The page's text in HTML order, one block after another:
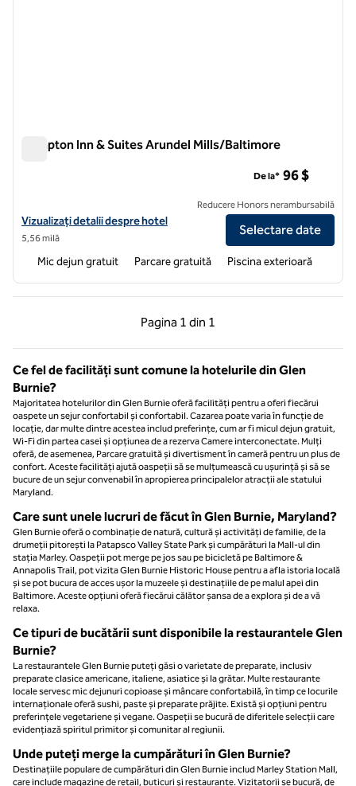
Hampton Inn & Suites Arundel Mills/Baltimore
Vizualizați detaliile hotelului Hampton Inn & Suites Arundel Mills/
Vizualizați detalii despre hotel
5,56 milă
De la* 96 $
Reducere Honors nerambursabilă
Selectare date
Mic dejun gratuit Parcare gratuită Piscina exterioară
Pagina 1 din 1
Pagina anterioară, 1 din 1
Pagina 1 din 1
Ce fel de facilități sunt comune la hotelurile din Glen
Burnie?
Majoritatea hotelurilor din Glen Burnie oferă facilități pentru a oferi fiecărui
oaspete un sejur confortabil și confortabil. Cazarea poate varia în funcție de
locație, dar multe dintre acestea includ preferințe, cum ar fi micul dejun gratuit,
Wi-Fi din partea casei și opțiunea de a rezerva Camere interconectate. Mulți
oferă, de asemenea, Parcare gratuită și divertisment în cameră pentru un plus de
confort. Aceste facilități ajută oaspeții să se mulțumească cu ușurință și să se
bucure de un sejur convenabil în apropierea principalelor atracții ale statului
Maryland.
Care sunt unele lucruri de făcut în Glen Burnie, Maryland?
Glen Burnie oferă o combinație de natură, cultură și activități de familie, de la
drumeții pitorești la Patapsco Valley State Park și cumpărături la Mall-ul din
stația Marley. Oaspeții pot merge pe jos sau pe bicicletă pe Baltimore &
Annapolis Trail, pot vizita Glen Burnie Historic House pentru a afla istoria locală
și se pot bucura de acces ușor la muzeele și destinațiile de pe malul apei din
Baltimore. Aceste opțiuni oferă fiecărui călător șansa de a explora și de a vă
relaxa.
Ce tipuri de bucătării sunt disponibile la restaurantele Glen
Burnie?
La restaurantele Glen Burnie puteți găsi o varietate de preparate, inclusiv
preparate clasice americane, italiene, asiatice și la grătar. Multe restaurante
locale servesc mic dejunuri copioase și mâncare confortabilă, în timp ce locurile
internaționale oferă sushi, paste și preparate prăjite. Există și opțiuni pentru
preferințele vegetariene și vegane. Oaspeții se bucură de diferitele selecții care
evidențiază spiritul primitor și comunitar al regiunii.
Unde puteți merge la cumpărături în Glen Burnie?
Destinațiile populare de cumpărături din Glen Burnie includ Marley Station Mall,
care include magazine de retail, buticuri și restaurante. Vizitatorii se bucură, de